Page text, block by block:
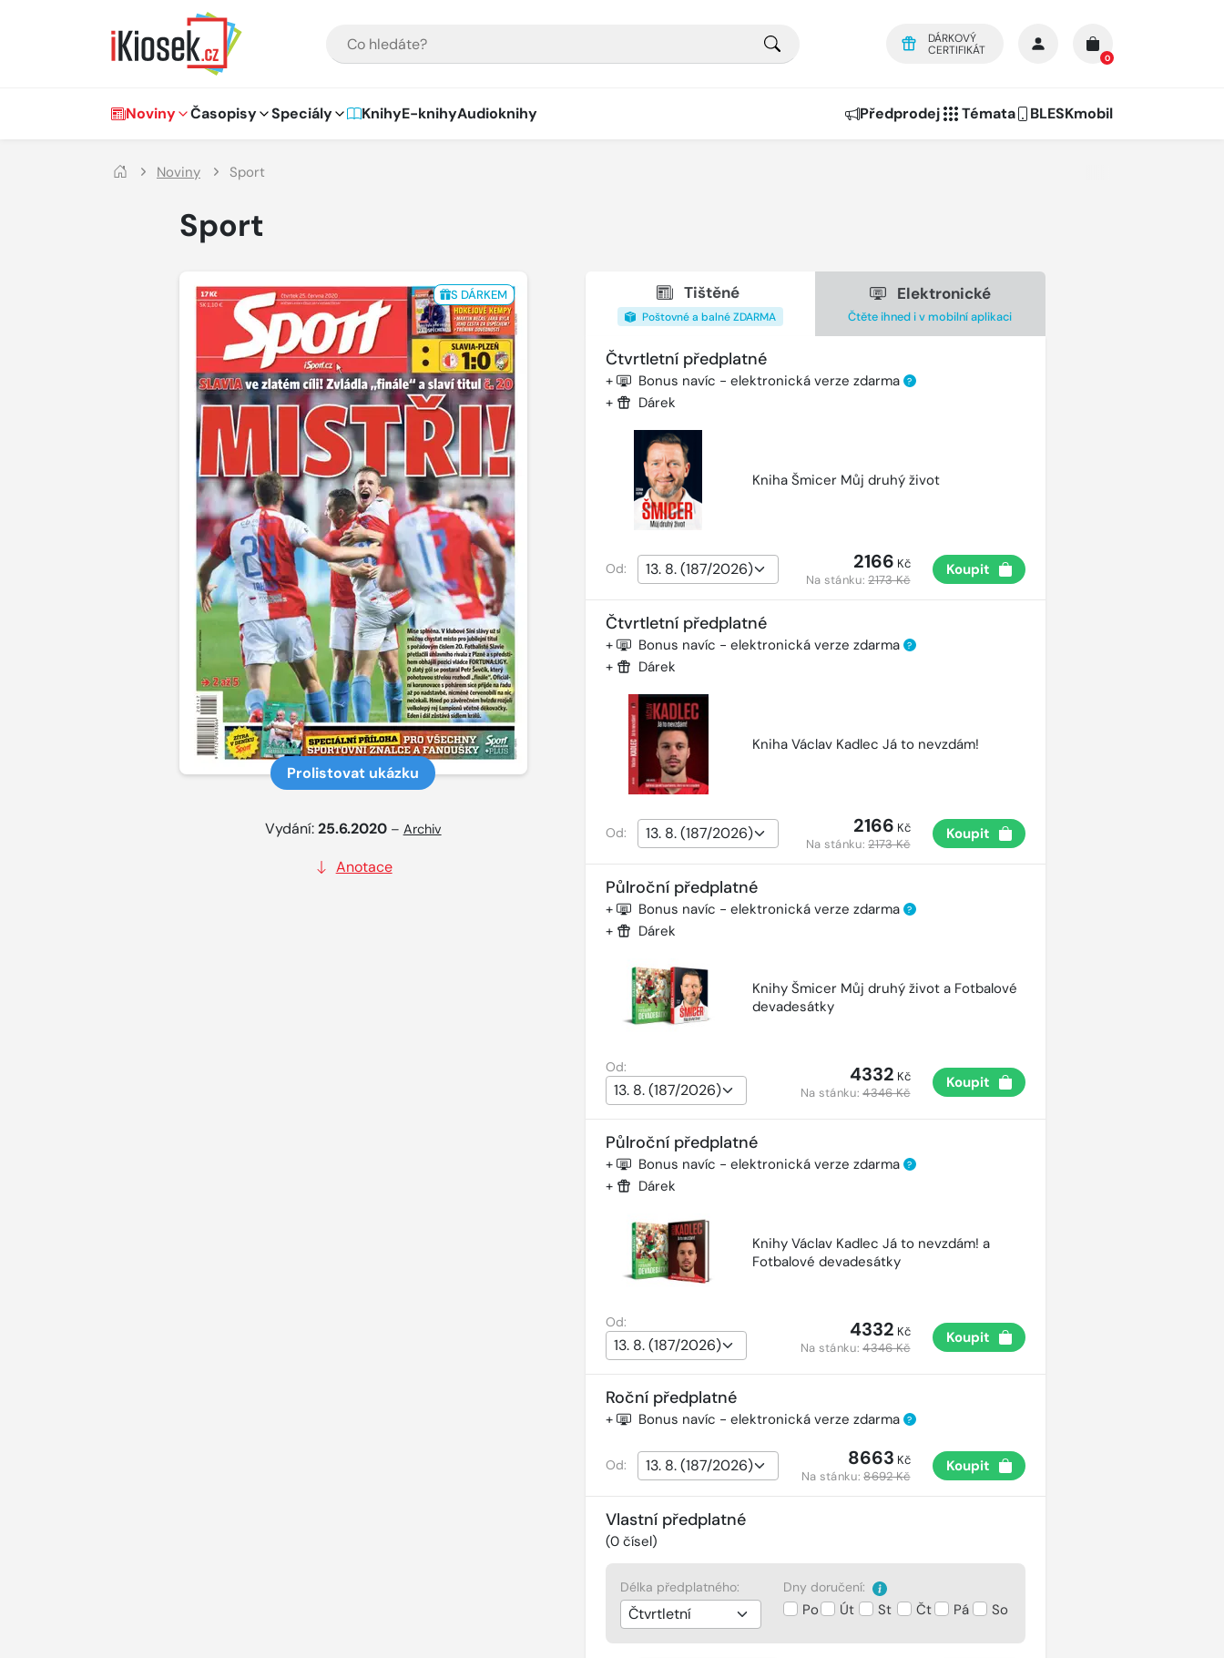
DÁRKOVÝ
CERTIFIKÁT
0
Hlavní navigace
Noviny Časopisy Speciály KnihyE-knihyAudioknihy Předprodej Témata BLESKmobil
Noviny Sport
Sport
S DÁRKEM
Prolistovat ukázku
Vydání:25.6.2020 – Archiv
Anotace
Tištěné
Poštovné a balné ZDARMA
Elektronické
Čtěte ihned i v mobilní aplikaci
Čtvrtletní předplatné
+ Bonus navíc - elektronická verze zdarma ?
+ Dárek
Kniha Šmicer Můj druhý život
Od: 2166 Kč
Na stánku:2173 Kč
Koupit
Čtvrtletní předplatné
+ Bonus navíc - elektronická verze zdarma ?
+ Dárek
Kniha Václav Kadlec Já to nevzdám!
Od: 2166 Kč
Na stánku:2173 Kč
Koupit
Půlroční předplatné
+ Bonus navíc - elektronická verze zdarma ?
+ Dárek
Knihy Šmicer Můj druhý život a Fotbalové
devadesátky
Od: 4332 Kč
Na stánku:4346 Kč
Koupit
Půlroční předplatné
+ Bonus navíc - elektronická verze zdarma ?
+ Dárek
Knihy Václav Kadlec Já to nevzdám! a
Fotbalové devadesátky
Od: 4332 Kč
Na stánku:4346 Kč
Koupit
Roční předplatné
+ Bonus navíc - elektronická verze zdarma ?
Od: 8663 Kč
Na stánku:8692 Kč
Koupit
Vlastní předplatné
(0čísel)
Délka předplatného: Dny doručení:
Po Út St Čt Pá So